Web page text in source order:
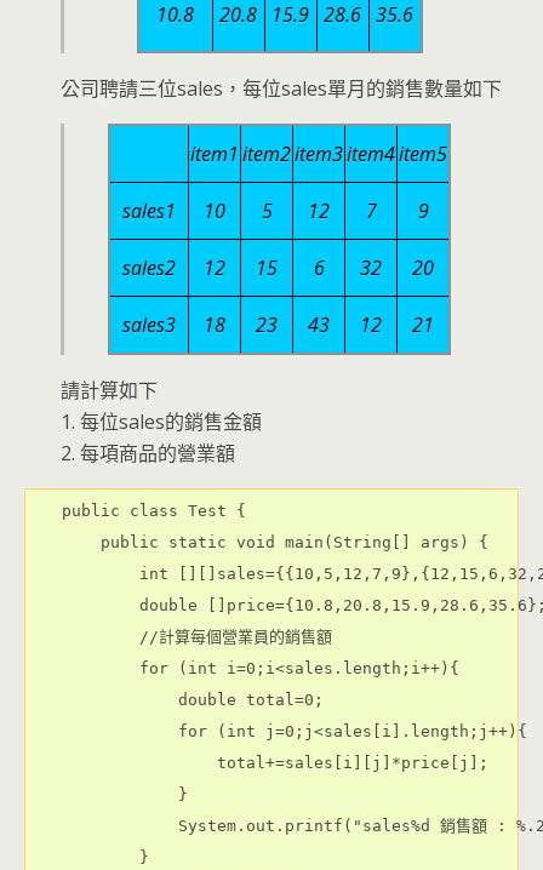
10.8 20.8 15.9 28.6 35.6
公司聘請三位sales，每位sales單月的銷售數量如下
item1 item2item3item4item5
sales1 10 5 12 7 9
sales2 12 15 6 32 20
sales3 18 23 43 12 21
請計算如下
1. 每位sales的銷售金額
2. 每項商品的營業額
public class Test {
    public static void main(String[] args) {
int
double
        //計算每個營業員的銷售額
        for (int i=0;i<sales.length;i++){
            double total=0;
            for (int j=0;j<sales[i].length;j++){
                total+=sales[i][j]*price[j];
            }
System.out.printf("sales%d 銷售額 :
        }